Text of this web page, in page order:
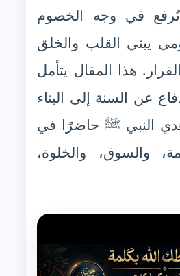
تُرفع في وجه الخصوم
يبني القلب والخلق
هذا المقال يتأمل
عن السنة إلى البناء
النبي ﷺ حاضرًا في
والسوق، والخلوة،